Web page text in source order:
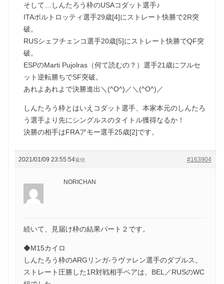
そして…しんたろう枠のUSAコダット選手♪
ITAボルトロッティ選手29歳[4]にストレート快勝で2R突
破。
RUSシェフチェンコ選手20歳[5]にストレート快勝でQF突
破。
ESPのMarti Pujolras（何て読むの？）選手21歳にフルセ
ット逆転勝ちでSF突破。
あれよあれよで決勝進出＼(^O^)／＼(^O^)／
しんたろう枠とはいえコダット選手、本家本元のしんたろ
う選手より先にシングルスのタイトル獲得なるか！
決勝の相手はFRAアモー選手25歳[2]です。
2021/01/09 23:55:54 #163904
返信
NORICHAN
続いて、見届け枠の結果パート２です。
◆M15カイロ
しんたろう枠のARGリンガ-ラヴァレン選手のダブルス。
ストレート圧勝した1R対戦相手ペアは、BEL／RUSのWC